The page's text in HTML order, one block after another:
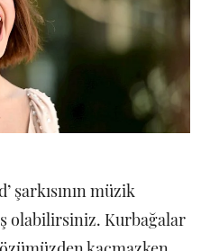
şarkısının müzik
olabilirsiniz. Kurbağalar